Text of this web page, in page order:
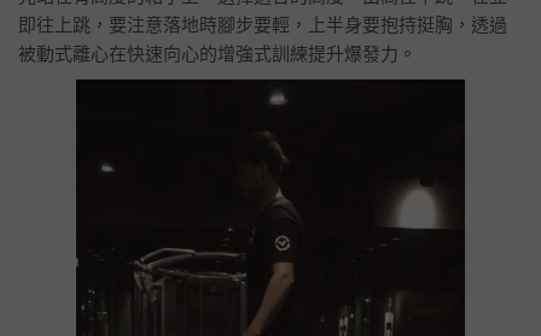
即往上跳，要注意落地時腳步要輕，上半身要抱持挺胸，透過
被動式離心在快速向心的增強式訓練提升爆發力。